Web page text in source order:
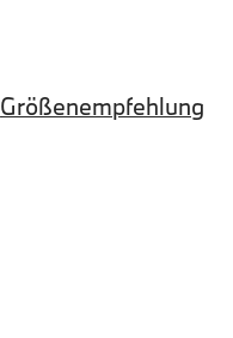
Größenempfehlung